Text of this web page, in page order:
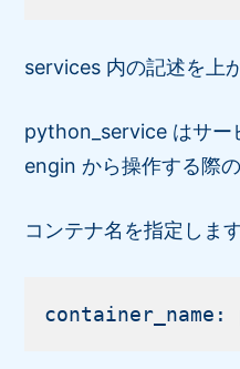
services 内の記述を上
python_service はサー
engin から操作する際の
コンテナ名を指定します